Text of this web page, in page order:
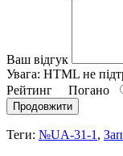
Ваш відгук
Увага: HTML не
Рейтинг Погано
Продовжити
Теги: №UA-31-1 ,